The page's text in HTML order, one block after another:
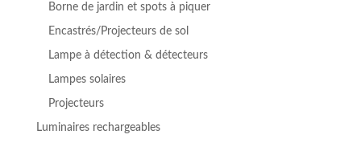
Borne de jardin et spots à piquer
Encastrés/Projecteurs de sol
Lampe à détection & détecteurs
Lampes solaires
Projecteurs
Luminaires rechargeables